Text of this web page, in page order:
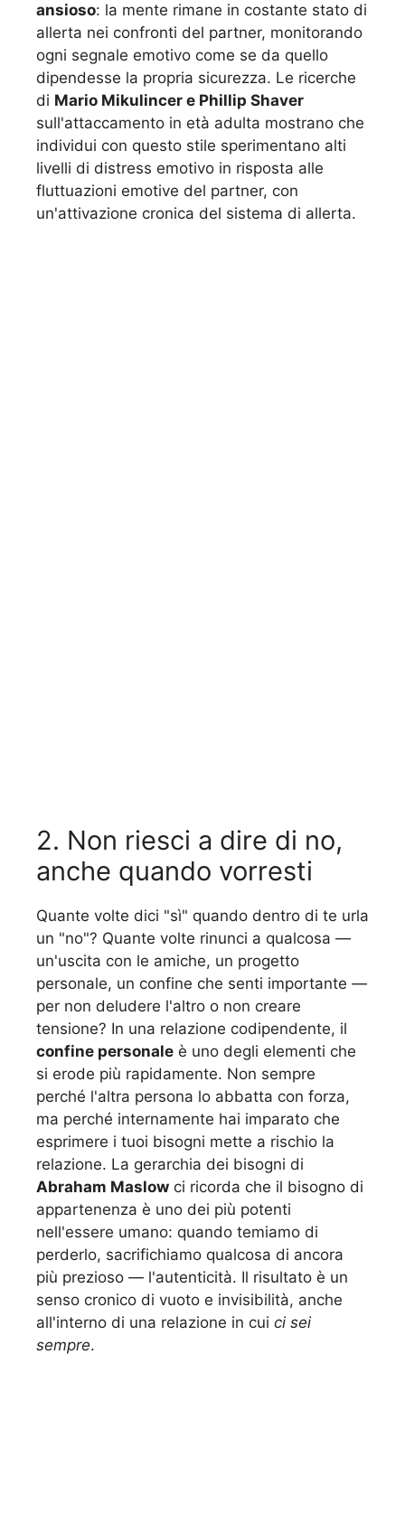
ansioso: la mente rimane in costante stato di
allerta nei confronti del partner, monitorando
ogni segnale emotivo come se da quello
dipendesse la propria sicurezza. Le ricerche
di Mario Mikulincer e Phillip Shaver
sull'attaccamento in età adulta mostrano che
individui con questo stile sperimentano alti
livelli di distress emotivo in risposta alle
fluttuazioni emotive del partner, con
un'attivazione cronica del sistema di allerta.
2. Non riesci a dire di no,
anche quando vorresti
Quante volte dici "sì" quando dentro di te urla
un "no"? Quante volte rinunci a qualcosa —
un'uscita con le amiche, un progetto
personale, un confine che senti importante —
per non deludere l'altro o non creare
tensione? In una relazione codipendente, il
confine personale è uno degli elementi che
si erode più rapidamente. Non sempre
perché l'altra persona lo abbatta con forza,
ma perché internamente hai imparato che
esprimere i tuoi bisogni mette a rischio la
relazione. La gerarchia dei bisogni di
Abraham Maslow ci ricorda che il bisogno di
appartenenza è uno dei più potenti
nell'essere umano: quando temiamo di
perderlo, sacrifichiamo qualcosa di ancora
più prezioso — l'autenticità. Il risultato è un
senso cronico di vuoto e invisibilità, anche
all'interno di una relazione in cui ci sei
sempre.